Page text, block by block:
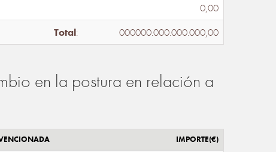
0,00
Total: 000000.000.000.000,00
en la postura en relación a
IMPORTE(€)